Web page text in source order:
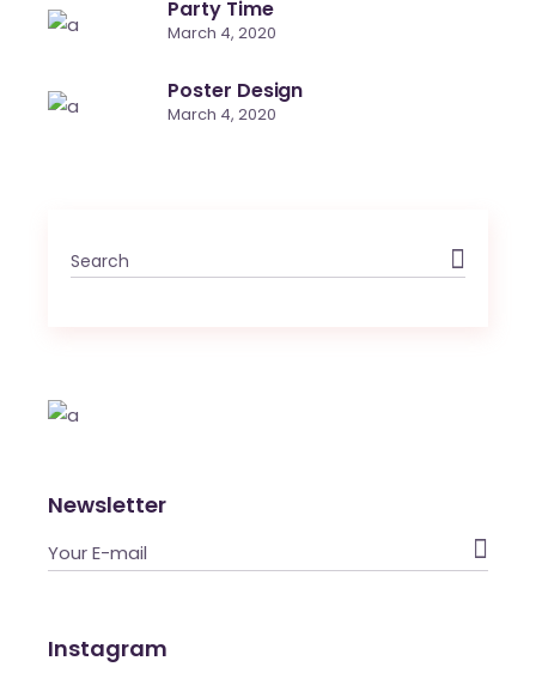
Party Time
March 4, 2020
Poster Design
March 4, 2020
Newsletter

Instagram